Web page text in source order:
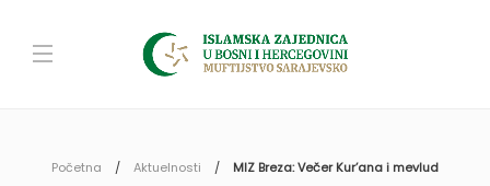
Početna Aktuelnosti MIZ Breza: Večer Kur’ana i mevlud